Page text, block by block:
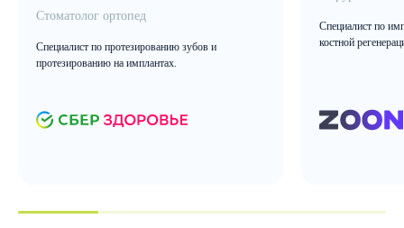
Стоматолог ортопед
Специалист по протезированию зубов и
протезированию на имплантах.
Специалист по
костной